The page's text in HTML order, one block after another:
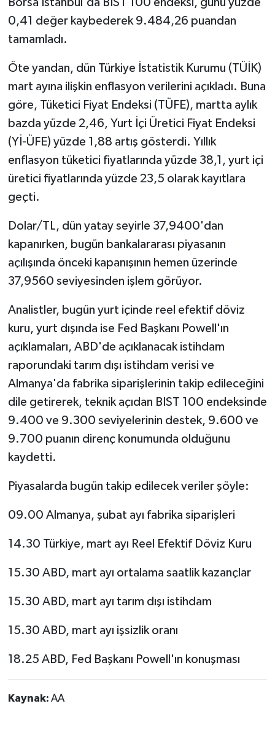
Borsa İstanbul'da BIST 100 endeksi, günü yüzde
0,41 değer kaybederek 9.484,26 puandan
tamamladı.
Öte yandan, dün Türkiye İstatistik Kurumu (TÜİK)
mart ayına ilişkin enflasyon verilerini açıkladı. Buna
göre, Tüketici Fiyat Endeksi (TÜFE), martta aylık
bazda yüzde 2,46, Yurt İçi Üretici Fiyat Endeksi
(Yİ-ÜFE) yüzde 1,88 artış gösterdi. Yıllık
enflasyon tüketici fiyatlarında yüzde 38,1, yurt içi
üretici fiyatlarında yüzde 23,5 olarak kayıtlara
geçti.
Dolar/TL, dün yatay seyirle 37,9400'dan
kapanırken, bugün bankalararası piyasanın
açılışında önceki kapanışının hemen üzerinde
37,9560 seviyesinden işlem görüyor.
Analistler, bugün yurt içinde reel efektif döviz
kuru, yurt dışında ise Fed Başkanı Powell'ın
açıklamaları, ABD'de açıklanacak istihdam
raporundaki tarım dışı istihdam verisi ve
Almanya'da fabrika siparişlerinin takip edileceğini
dile getirerek, teknik açıdan BIST 100 endeksinde
9.400 ve 9.300 seviyelerinin destek, 9.600 ve
9.700 puanın direnç konumunda olduğunu
kaydetti.
Piyasalarda bugün takip edilecek veriler şöyle:
09.00 Almanya, şubat ayı fabrika siparişleri
14.30 Türkiye, mart ayı Reel Efektif Döviz Kuru
15.30 ABD, mart ayı ortalama saatlik kazançlar
15.30 ABD, mart ayı tarım dışı istihdam
15.30 ABD, mart ayı işsizlik oranı
18.25 ABD, Fed Başkanı Powell'ın konuşması
Kaynak: AA